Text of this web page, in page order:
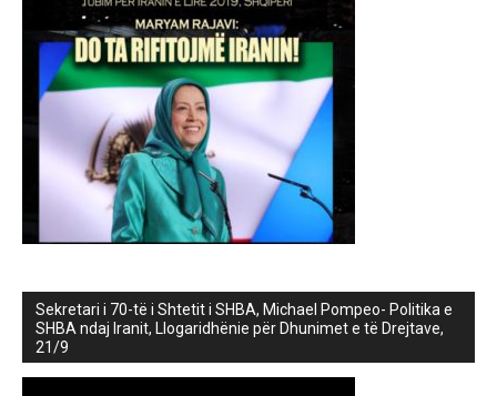
Sekretari i 70-të i Shtetit i SHBA, Michael Pompeo- Politika e
SHBA ndaj Iranit, Llogaridhënie për Dhunimet e të Drejtave,
21/9